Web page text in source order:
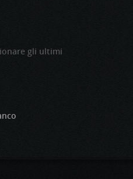
gli ultimi